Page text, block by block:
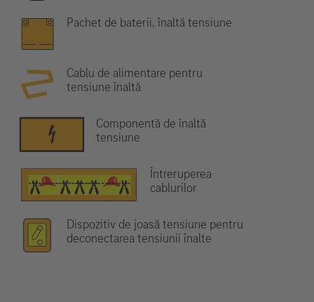
Pachet de baterii, înaltă tensiune
Cablu de alimentare pentru
tensiune înaltă
Componentă de înaltă
tensiune
Întreruperea
cablurilor
Dispozitiv de joasă tensiune pentru
deconectarea tensiunii înalte